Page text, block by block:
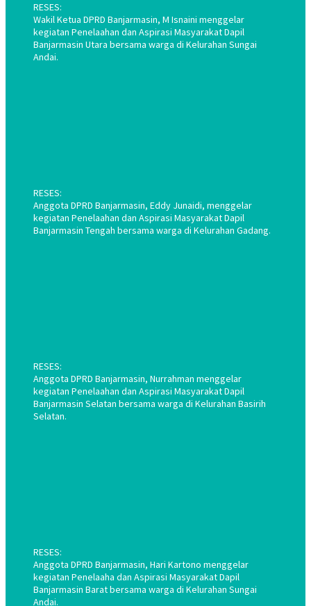
RESES:
Wakil Ketua DPRD Banjarmasin, M Isnaini menggelar
kegiatan Penelaahan dan Aspirasi Masyarakat Dapil
Banjarmasin Utara bersama warga di Kelurahan Sungai
Andai.
RESES:
Anggota DPRD Banjarmasin, Eddy Junaidi, menggelar
kegiatan Penelaahan dan Aspirasi Masyarakat Dapil
Banjarmasin Tengah bersama warga di Kelurahan Gadang.
RESES:
Anggota DPRD Banjarmasin, Nurrahman menggelar
kegiatan Penelaahan dan Aspirasi Masyarakat Dapil
Banjarmasin Selatan bersama warga di Kelurahan Basirih
Selatan.
RESES:
Anggota DPRD Banjarmasin, Hari Kartono menggelar
kegiatan Penelaaha dan Aspirasi Masyarakat Dapil
Banjarmasin Barat bersama warga di Kelurahan Sungai
Andai.